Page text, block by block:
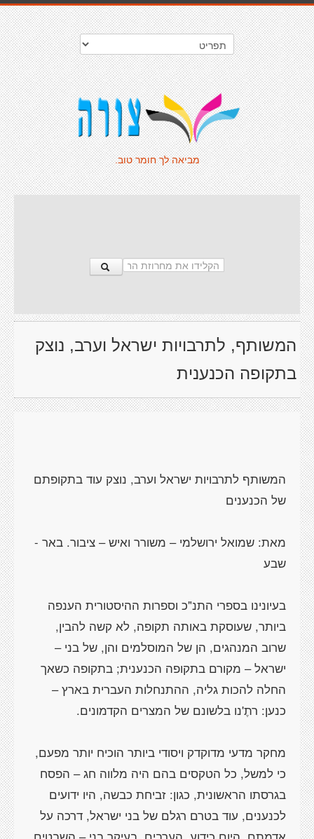
מביאה לך חומר טוב.
המשותף, לתרבויות ישראל וערב, נוצק
בתקופה הכנענית
המשותף לתרבויות ישראל וערב, נוצק עוד בתקופתם
מאת: שמואל ירושלמי – משורר ואיש – ציבור. באר -
בעיונינו בספרי התנ"כ וספרות ההיסטורית הענפה
ביותר, שעוסקת באותה תקופה, לא קשה להבין,
שרוב המנהגים, הן של המוסלמים והן, של בני –
ישראל – מקורם בתקופה הכנענית; בתקופה כשאך
החלה להכות גליה, ההתנחלות העברית בארץ –
מחקר מדעי מדוקדק ויסודי ביותר הוכיח יותר מפעם,
כי למשל, כל הטקסים בהם היה מלווה חג – הפסח
בגרסתו הראשונית, כגון: זביחת כבשה, היו ידועים
לכנענים, עוד בטרם רגלם של בני ישראל, דרכה על